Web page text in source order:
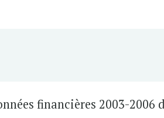
financières 2003-2006